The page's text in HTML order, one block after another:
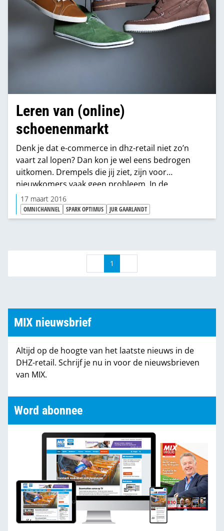
Leren van (online)
schoenenmarkt
Denk je dat e-commerce in dhz-retail niet zo’n
vaart zal lopen? Dan kon je wel eens bedrogen
uitkomen. Drempels die jij ziet, zijn voor
nieuwkomers vaak geen probleem. In de
schoenen-retail stapten ze daar supermakkelijk
overheen. Met alle gevolgen van dien. De
van Spark Optimuslaten zien hoe dat ging en…
17 maart 2016
OMNICHANNEL SPARK OPTIMUS JUR GAARLANDT
1
MIX nieuwsbrief
Altijd op de hoogte van het laatste nieuws in de
DHZ-retail. Schrijf je nu in voor de nieuwsbrieven
van MIX.
Word abonnee